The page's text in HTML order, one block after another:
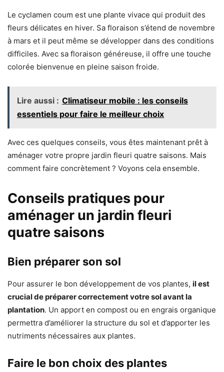
Le cyclamen coum est une plante vivace qui produit des
fleurs délicates en hiver. Sa floraison s’étend de novembre
à mars et il peut même se développer dans des conditions
difficiles. Avec sa floraison généreuse, il offre une touche
colorée bienvenue en pleine saison froide.
Lire aussi : Climatiseur mobile : les conseils
essentiels pour faire le meilleur choix
Avec ces quelques conseils, vous êtes maintenant prêt à
aménager votre propre jardin fleuri quatre saisons. Mais
comment faire concrètement ? Voyons cela ensemble.
Conseils pratiques pour
aménager un jardin fleuri
quatre saisons
Bien préparer son sol
Pour assurer le bon développement de vos plantes, il est
crucial de préparer correctement votre sol avant la
plantation. Un apport en compost ou en engrais organique
permettra d’améliorer la structure du sol et d’apporter les
nutriments nécessaires aux plantes.
Faire le bon choix des plantes